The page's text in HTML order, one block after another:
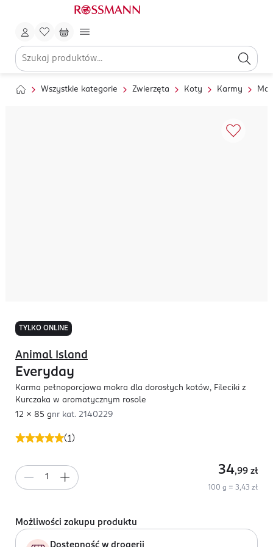
Wszystkie kategorie Zwierzęta Koty Karmy
TYLKO ONLINE
(1 )
Animal Island
Everyday
Karma pełnoporcjowa mokra dla dorosłych kotów, Fileciki z
Kurczaka w aromatycznym rosole
12 x 85 gnr kat. 2140229
34,99 zł
100 g = 3,43 zł
Możliwości zakupu produktu
Dostępność w drogerii